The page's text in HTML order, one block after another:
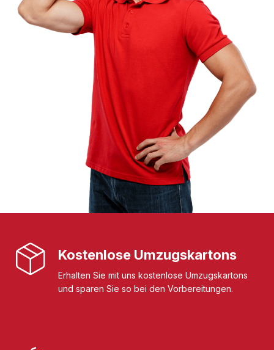
Kostenlose Umzugskartons
Erhalten Sie mit uns kostenlose Umzugskartons
und sparen Sie so bei den Vorbereitungen.